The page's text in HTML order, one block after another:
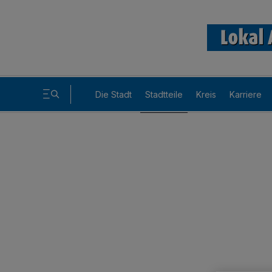
Die Stadt Stadtteile Kreis Karriere